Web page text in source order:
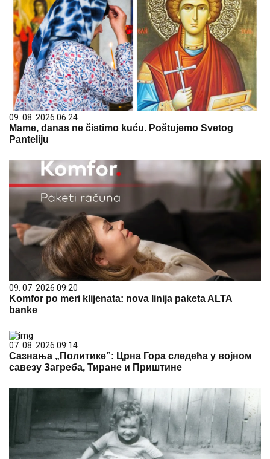
09. 08. 2026 06:24
Mame, danas ne čistimo kuću. Poštujemo Svetog
Panteliju
09. 07. 2026 09:20
Komfor po meri klijenata: nova linija paketa ALTA
banke
07. 08. 2026 09:14
Сазнања „Политике”: Црна Гора следећа у војном
савезу Загреба, Тиране и Приштине